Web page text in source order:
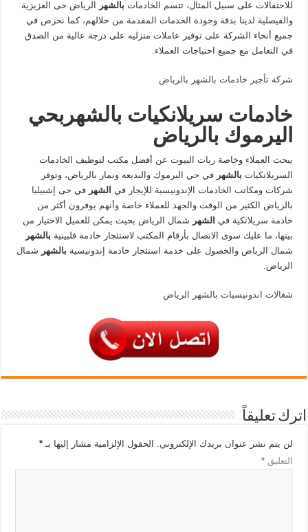
للاحتفالات على سبيل المثال، تتسم الخادمات بالشهر
الرياض حى العزيزية
والفيصلية لدينا بدقة وجودة الخدمات المقدمة من خلالهم، كما نحرص في
جميع أنحاء الشركة على توفير عاملات منزليه على درجة عالية من الصدق
في التعامل مع جميع احتياجات العملاء.
شركة تأجير خادمات بالشهر بالرياض
خادمات سريلانكيات بالشهر بحي
اليرموك بالرياض
يبحث العملاء وخاصة ربات البيوت عن أفضل مكتب لتوظيف الخادمات
السريلانكيات بالشهر في حي اليرموك والبديعه ونمار بالرياض، وتوفر
شركات ومكاتب الخادمات الإندونيسية للإيجار في الشهر في حى إشبيليا
بالرياض الكثير من الوقت والجهد للعملاء خاصة وأنهم يوفرون أكثر من
خادمة سريلانكية في الشهر شمال الرياض بحيث يمكن للعميل الاختيار من
بينها، ما عليك سوى الاتصال بأرقام المكتب لاستئجار خادمة فلبينية بالشهر
شمال الرياض والحصول على خدمة استئجار خادمة إندونيسية بالشهر شمال
الرياض.
شغالات اندونيسيات بالشهر الرياض
اترك تعليقاً
لن يتم نشر عنوان بريدك الإلكتروني. الحقول الإلزامية مشار إليها بـ*
التعليق*